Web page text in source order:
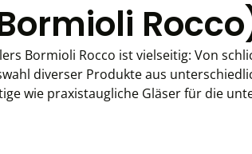
Bormioli Rocco ist vielseitig: Von
diverser Produkte aus
wie praxistaugliche Gläser für die